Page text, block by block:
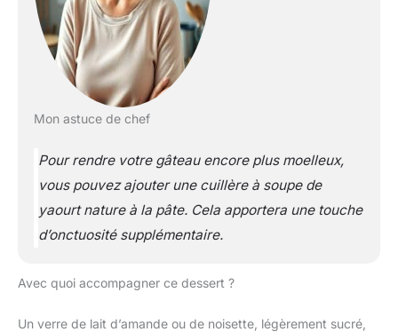
Mon astuce de chef
Pour rendre votre gâteau encore plus moelleux,
vous pouvez ajouter une cuillère à soupe de
yaourt nature à la pâte. Cela apportera une touche
d’onctuosité supplémentaire.
Avec quoi accompagner ce dessert ?
Un verre de lait d’amande ou de noisette, légèrement sucré,